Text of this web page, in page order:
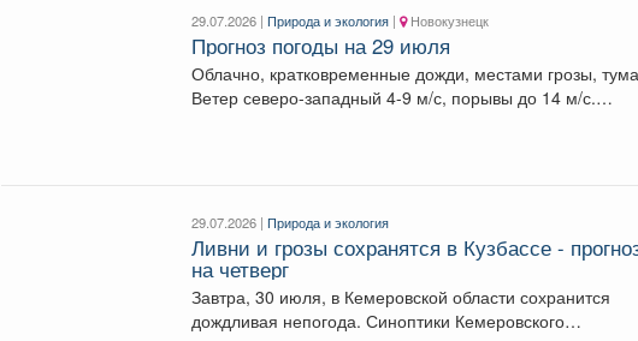
29.07.2026 |Природа и экология | Новокузнецк
Прогноз погоды на 29 июля
Облачно, кратковременные дожди, местами грозы,
Ветер северо-западный 4-9 м/с, порывы до 14 м/с.
29.07.2026 |Природа и экология
Ливни и грозы сохранятся в Кузбассе -
на четверг
Завтра, 30 июля, в Кемеровской области сохранится
дождливая непогода. Синоптики Кемеровского